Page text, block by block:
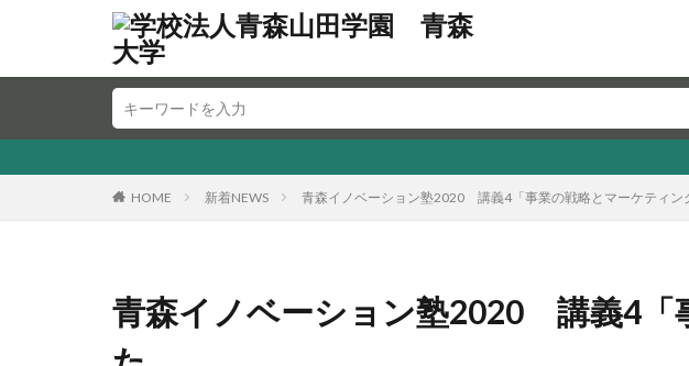
HOME 新着NEWS 青森イノベーション塾2020 講義4「事業の戦略とマーケティン
青森イノベーション塾2020 講義4「